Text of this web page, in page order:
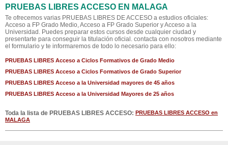
PRUEBAS LIBRES ACCESO EN MALAGA
Te ofrecemos varias PRUEBAS LIBRES DE ACCESO a estudios oficiales:
Acceso a FP Grado Medio, Acceso a FP Grado Superior y Acceso a la
Universidad. Puedes preparar estos cursos desde cualquier ciudad y
presentarte para conseguir la titulación oficial. contacta con nosotros mediante
el formulario y te informaremos de todo lo necesario para ello:
PRUEBAS LIBRES Acceso a Ciclos Formativos de Grado Medio
PRUEBAS LIBRES Acceso a Ciclos Formativos de Grado Superior
PRUEBAS LIBRES Acceso a la Universidad mayores de 45 años
PRUEBAS LIBRES Acceso a la Universidad Mayores de 25 años
Toda la lista de PRUEBAS LIBRES ACCESO: PRUEBAS LIBRES ACCESO en
MALAGA